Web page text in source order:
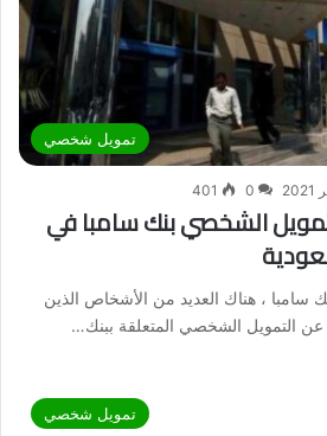
تمويل شخصي
0
401
الشخصي بنك سامبا في
، هناك العديد من الأشخاص الذين
التمويل الشخصي المتعلقة ببنك…
تمويل شخصي